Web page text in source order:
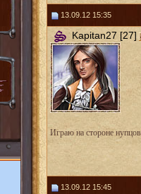
13.09.12 15:35
Kapitan27 [27]
Играю на стороне нупцов
13.09.12 15:45